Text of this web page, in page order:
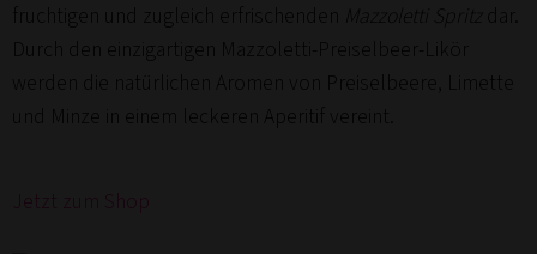
fruchtigen und zugleich erfrischenden
Mazzoletti Spritz
Durch den einzigartigen Mazzoletti-Preiselbeer-Likör
werden die natürlichen Aromen von Preiselbeere, Limette
und Minze in einem leckeren Aperitif vereint.
Jetzt zum Shop